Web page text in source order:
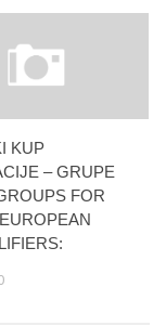
KUP
– GRUPE
FOR